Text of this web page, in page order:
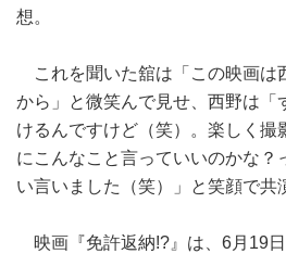
想。
これを聞いた舘は「この映画は
から」と微笑んで見せ、西野は「
けるんですけど（笑）。楽しく撮
にこんなこと言っていいのかな？
い言いました（笑）」と笑顔で共
映画『免許返納!?』は、6月19日